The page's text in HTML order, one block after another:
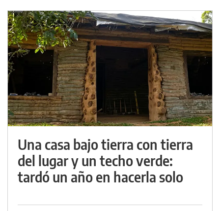
Una casa bajo tierra con tierra
del lugar y un techo verde:
tardó un año en hacerla solo